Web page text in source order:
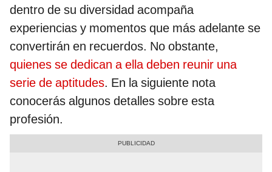
dentro de su diversidad acompaña
experiencias y momentos que más adelante se
convertirán en recuerdos. No obstante,
quienes se dedican a ella deben reunir una
serie de aptitudes. En la siguiente nota
conocerás algunos detalles sobre esta
profesión.